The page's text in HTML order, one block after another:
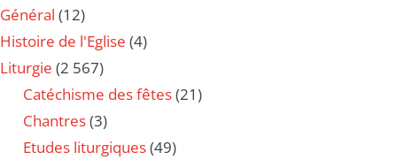
Général (12)
Histoire de l'Eglise (4)
Liturgie (2 567)
Catéchisme des fêtes(21)
Chantres(3)
Etudes liturgiques(49)